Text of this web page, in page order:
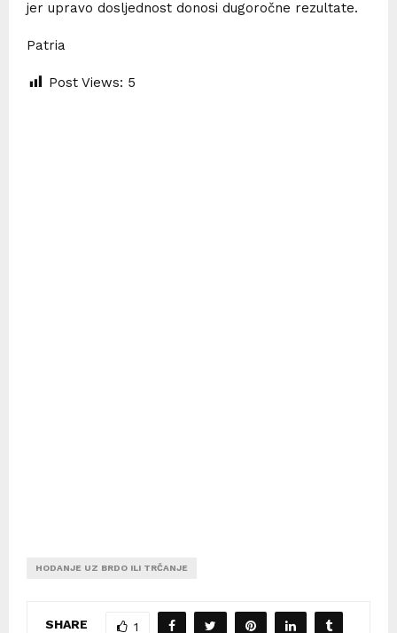
jer upravo dosljednost donosi dugoročne rezultate.
Patria
Post Views: 5
HODANJE UZ BRDO ILI TRČANJE
SHARE 1